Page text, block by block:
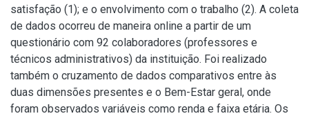
satisfação (1); e o envolvimento com o trabalho (2). A coleta
de dados ocorreu de maneira online a partir de um
questionário com 92 colaboradores (professores e
técnicos administrativos) da instituição. Foi realizado
também o cruzamento de dados comparativos entre às
duas dimensões presentes e o Bem-Estar geral, onde
foram observados variáveis como renda e faixa etária. Os